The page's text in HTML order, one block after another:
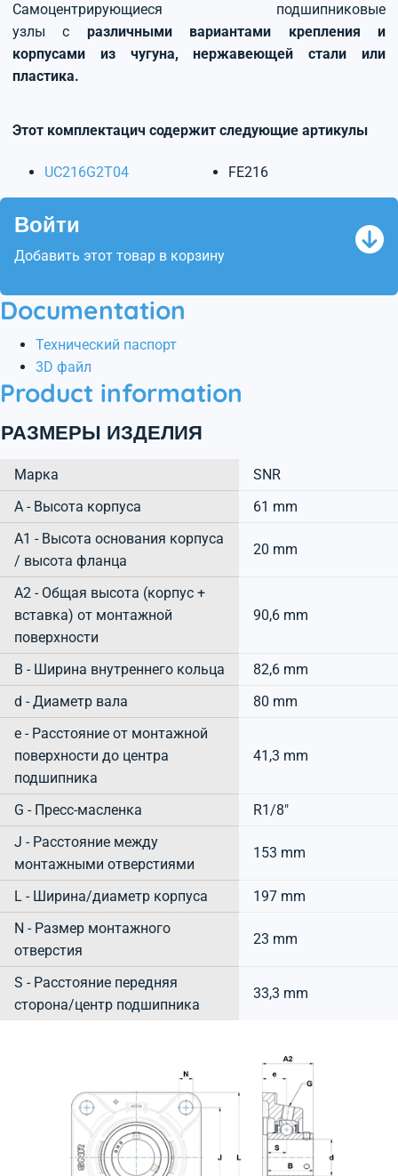
Самоцентрирующиеся подшипниковые
узлы с различными вариантами крепления и
корпусами из чугуна, нержавеющей стали или
пластика.
Этот комплектацич содержит следующие артикулы
UC216G2T04 FE216
Войти
Добавить этот товар в корзину
Documentation
Технический паспорт
3D файл
Product information
РАЗМЕРЫ ИЗДЕЛИЯ
Марка
SNR
А - Высота корпуса
61 mm
A1 - Высота основания корпуса
/ высота фланца
20 mm
A2 - Общая высота (корпус +
вставка) от монтажной
поверхности
90,6 mm
B - Ширина внутреннего кольца
82,6 mm
d - Диаметр вала
80 mm
e - Расстояние от монтажной
поверхности до центра
подшипника
41,3 mm
G - Пресс-масленка
R1/8"
J - Расстояние между
монтажными отверстиями
153 mm
L - Ширина/диаметр корпуса
197 mm
N - Размер монтажного
отверстия
23 mm
S - Расстояние передняя
сторона/центр подшипника
33,3 mm